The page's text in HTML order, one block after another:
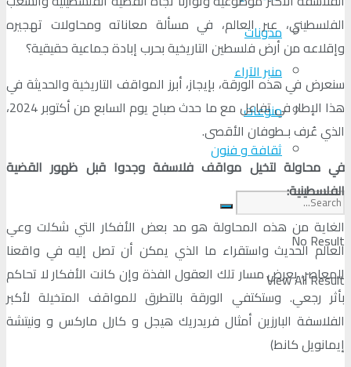
مدونات
منبر الآراء
منوعات
ثقافة و فنون
No Result
View All Result
الفلسطيني، عبر العالم، في مسألة معاناته ومحاولات تهجيره
وإقلاعه من أرض فلسطين التاريخية بحرب إبادة جماعية حقيقية؟
سنعرض في هذه الورقة، بإيجاز، أبرز المواقف التاريخية والحديثة في
هذا الإطار في تفاعل مع ما حدث صباح يوم السابع من أكتوبر 2024،
الذي عُرف بـطوفان الأقصى.
في محاولة لتخيل مواقف فلاسفة وجدوا قبل ظهور القضية
الفلسطينية:
الغاية من هذه المحاولة هو مد بعض الأفكار التي شكلت وعي
العالم الحديث واستقراء ما الذي يمكن أن تصل إليه في واقعنا
المعاصر، بعرض مسار تلك العقول الفذة وإن كانت الأفكار لا تحاكم
بأثر رجعي. وستكتفي الورقة بالتطرق للمواقف المتخيلة لأكبر
الفلاسفة البارزين أمثال فريدريك هيجل و كارل ماركس و ونيتشة
إيمانويل كانط)